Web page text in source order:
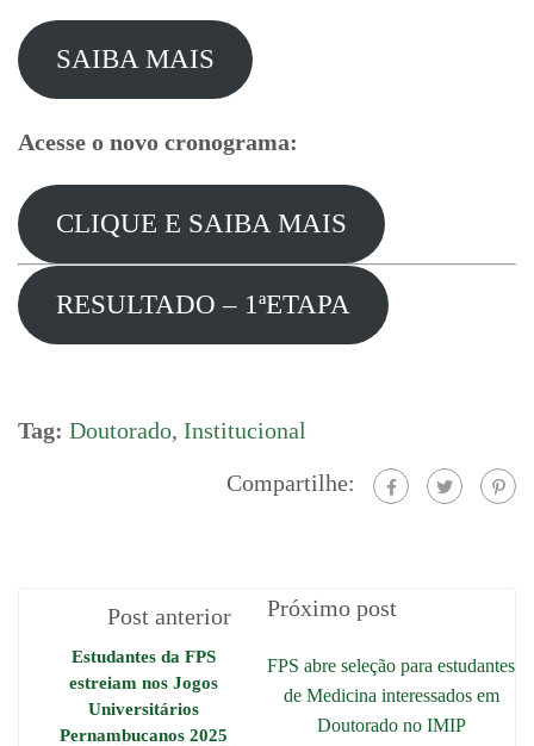
SAIBA MAIS
Acesse o novo cronograma:
CLIQUE E SAIBA MAIS
RESULTADO – 1ªETAPA
Tag: Doutorado, Institucional
Compartilhe:
Post anterior
Estudantes da FPS
estreiam nos Jogos
Universitários
Pernambucanos 2025
Próximo post
FPS abre seleção para estudantes
de Medicina interessados em
Doutorado no IMIP